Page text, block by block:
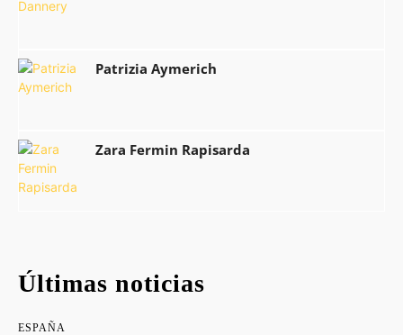
Patrizia Aymerich
Zara Fermin Rapisarda
Últimas noticias
ESPAÑA